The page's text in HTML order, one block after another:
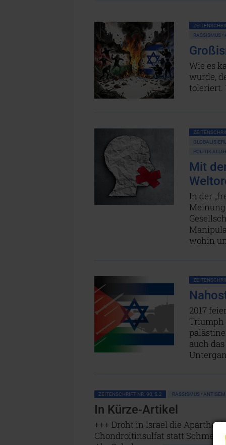
RASSISMUS
Wie es
wurde,
toleriert.
POLITIK
Mit
In der
wohin
2017
Triumph
auch
ZEITENSCHRIFT NR. 90, S.2 RASSISMUS •
In Kürze-Artikel
+++ Droht in Israel die
Chondroitinsulfat statt